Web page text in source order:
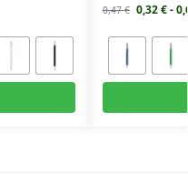
0,47€ 0,32€-